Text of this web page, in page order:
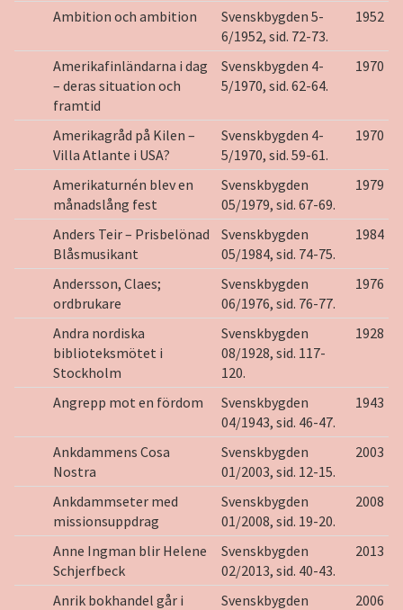
Ambition och ambition
Svenskbygden 5-
6/1952, sid. 72-73.
1952
Amerikafinländarna i dag
– deras situation och
framtid
Svenskbygden 4-
5/1970, sid. 62-64.
1970
Amerikagråd på Kilen –
Villa Atlante i USA?
Svenskbygden 4-
5/1970, sid. 59-61.
1970
Amerikaturnén blev en
månadslång fest
Svenskbygden
05/1979, sid. 67-69.
1979
Anders Teir – Prisbelönad
Blåsmusikant
Svenskbygden
05/1984, sid. 74-75.
1984
Andersson, Claes;
ordbrukare
Svenskbygden
06/1976, sid. 76-77.
1976
Andra nordiska
biblioteksmötet i
Stockholm
Svenskbygden
08/1928, sid. 117-
120.
1928
Angrepp mot en fördom
Svenskbygden
04/1943, sid. 46-47.
1943
Ankdammens Cosa
Nostra
Svenskbygden
01/2003, sid. 12-15.
2003
Ankdammseter med
missionsuppdrag
Svenskbygden
01/2008, sid. 19-20.
2008
Anne Ingman blir Helene
Schjerfbeck
Svenskbygden
02/2013, sid. 40-43.
2013
Anrik bokhandel går i
Svenskbygden
2006